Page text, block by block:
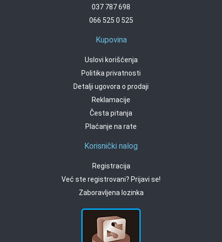
037 787 698
066 525 0 525
Kupovina
Uslovi korišćenja
Politika privatnosti
Detalji ugovora o prodaji
Reklamacije
Česta pitanja
Plaćanje na rate
Korisnički nalog
Registracija
Već ste registrovani? Prijavi se!
Zaboravljena lozinka